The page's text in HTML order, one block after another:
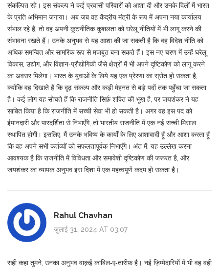
संकल्पित रहे। इस संकल्प ने कई प्रवासी परिवारों को आशा दी और उनके दिलों में भारत
के प्रति अभिमान जगाया। अब जब वह केंद्रीय मंत्री के रूप में अपना नया कार्यालय
संभाल रहे हैं, तो वह अपनी कूटनीतिक कुशलता को घरेलू नीतियों में भी लागू करने की
संभावना रखते हैं। उनके अनुभव से यह आशा की जा सकती है कि वह विदेश नीति को
अधिक समन्वित और सामरिक रूप से मजबूत बना सकते हैं। इस नए चरण में उन्हें घरेलू
विकास, उद्योग, और विज्ञान‑प्रौद्योगिकी जैसे क्षेत्रों में भी अपने दृष्टिकोण को लागू करने
का अवसर मिलेगा। भारत के युवाओं के लिये यह एक प्रेरणा का स्रोत हो सकता है,
क्योंकि वह दिखाते हैं कि दृढ़ संकल्प और कड़ी मेहनत से बड़े पदों तक पहुँचा जा सकता
है। कई लोग यह सोचते हैं कि राजनीति सिर्फ़ शक्ति की भूख है, पर जयशंकर ने यह
साबित किया है कि राजनीति में सच्ची सेवा भी हो सकती है। अगर वह इस पद को
ईमानदारी और पारदर्शिता से निभाएँगे, तो भारतीय राजनीति में एक नई सच्ची मिसाल
स्थापित होगी। इसलिए, मैं उनके भविष्य के कार्यों के लिए आशावादी हूँ और आशा करता हूँ
कि वह अपने सभी कर्तव्यों को सफलतापूर्वक निभाएँगे। अंत में, यह उल्लेख करना
आवश्यक है कि राजनीति में विविधता और समावेशी दृष्टिकोण की जरूरत है, और
जयशंकर का व्यापक अनुभव इस दिशा में एक महत्वपूर्ण कदम हो सकता है।
Rahul Chavhan
जुलाई 31, 2024 AT 03:07
सही कहा तुमने, उनका अनुभव वाक़ई काबिल‑ए‑तारीफ़ है। नई ज़िम्मेदारियों में भी वह वही